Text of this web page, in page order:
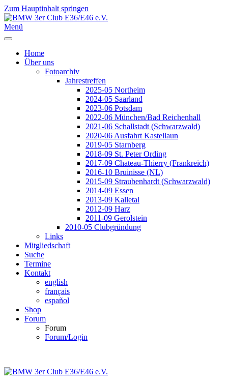
Zum Hauptinhalt springen
Menü
Home
Über uns
Fotoarchiv
Jahrestreffen
2025-05 Northeim
2024-05 Saarland
2023-06 Potsdam
2022-06 München/Bad Reichenhall
2021-06 Schallstadt (Schwarzwald)
2020-06 Ausfahrt Kastellaun
2019-05 Starnberg
2018-09 St. Peter Ording
2017-09 Chateau-Thierry (Frankreich)
2016-10 Bruinisse (NL)
2015-09 Straubenhardt (Schwarzwald)
2014-09 Essen
2013-09 Kalletal
2012-09 Harz
2011-09 Gerolstein
2010-05 Clubgründung
Links
Mitgliedschaft
Suche
Termine
Kontakt
english
français
español
Shop
Forum
Forum
Forum/Login
Jahr
Monat
Jahr
Monat